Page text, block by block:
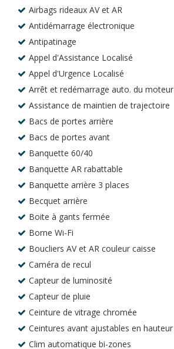
Airbags rideaux AV et AR
Antidémarrage électronique
Antipatinage
Appel d'Assistance Localisé
Appel d'Urgence Localisé
Arrêt et redémarrage auto. du moteur
Assistance de maintien de trajectoire
Bacs de portes arrière
Bacs de portes avant
Banquette 60/40
Banquette AR rabattable
Banquette arrière 3 places
Becquet arrière
Boite à gants fermée
Borne Wi-Fi
Boucliers AV et AR couleur caisse
Caméra de recul
Capteur de luminosité
Capteur de pluie
Ceinture de vitrage chromée
Ceintures avant ajustables en hauteur
Clim automatique bi-zones